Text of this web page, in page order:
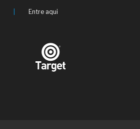
Entre aqui